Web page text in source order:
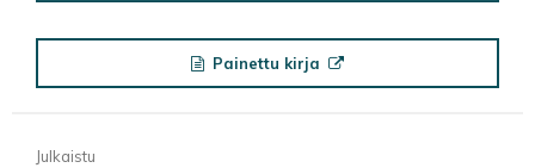
Painettu kirja
Julkaistu